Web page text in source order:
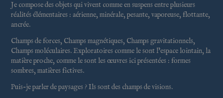
Je compose des objets qui vivent comme en suspens entre plusieurs
réalités élémentaires : aérienne, minérale, pesante, vaporeuse, flottante,
ancrée.
Champs de forces, Champs magnétiques, Champs gravitationnels,
Champs moléculaires. Exploratoires comme le sont l’espace lointain, la
matière proche, comme le sont les œuvres ici présentées : formes
sombres, matières fictives.
Puis-je parler de paysages ? Ils sont des champs de visions.